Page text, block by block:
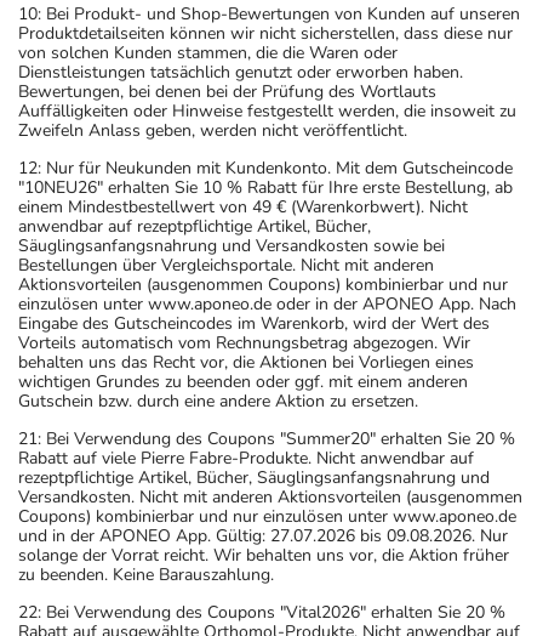
10: Bei Produkt- und Shop-Bewertungen von Kunden auf unseren
Produktdetailseiten können wir nicht sicherstellen, dass diese nur
von solchen Kunden stammen, die die Waren oder
Dienstleistungen tatsächlich genutzt oder erworben haben.
Bewertungen, bei denen bei der Prüfung des Wortlauts
Auffälligkeiten oder Hinweise festgestellt werden, die insoweit zu
Zweifeln Anlass geben, werden nicht veröffentlicht.
12: Nur für Neukunden mit Kundenkonto. Mit dem Gutscheincode
"10NEU26" erhalten Sie 10 % Rabatt für Ihre erste Bestellung, ab
einem Mindestbestellwert von 49 € (Warenkorbwert). Nicht
anwendbar auf rezeptpflichtige Artikel, Bücher,
Säuglingsanfangsnahrung und Versandkosten sowie bei
Bestellungen über Vergleichsportale. Nicht mit anderen
Aktionsvorteilen (ausgenommen Coupons) kombinierbar und nur
einzulösen unter www.aponeo.de oder in der APONEO App. Nach
Eingabe des Gutscheincodes im Warenkorb, wird der Wert des
Vorteils automatisch vom Rechnungsbetrag abgezogen. Wir
behalten uns das Recht vor, die Aktionen bei Vorliegen eines
wichtigen Grundes zu beenden oder ggf. mit einem anderen
Gutschein bzw. durch eine andere Aktion zu ersetzen.
21: Bei Verwendung des Coupons "Summer20" erhalten Sie 20 %
Rabatt auf viele Pierre Fabre-Produkte. Nicht anwendbar auf
rezeptpflichtige Artikel, Bücher, Säuglingsanfangsnahrung und
Versandkosten. Nicht mit anderen Aktionsvorteilen (ausgenommen
Coupons) kombinierbar und nur einzulösen unter www.aponeo.de
und in der APONEO App. Gültig: 27.07.2026 bis 09.08.2026. Nur
solange der Vorrat reicht. Wir behalten uns vor, die Aktion früher
zu beenden. Keine Barauszahlung.
22: Bei Verwendung des Coupons "Vital2026" erhalten Sie 20 %